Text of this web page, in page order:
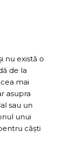
nu există o
de la
mai
asupra
sau un
unui
căști